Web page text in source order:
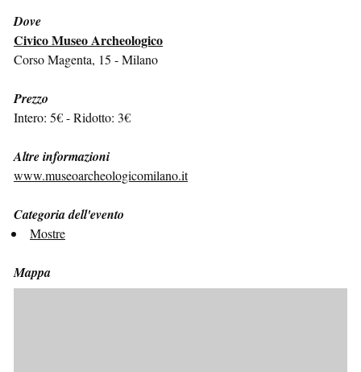
Dove
Civico Museo Archeologico
Corso Magenta, 15 - Milano
Prezzo
Intero: 5€ - Ridotto: 3€
Altre informazioni
www.museoarcheologicomilano.it
Categoria dell'evento
Mostre
Mappa